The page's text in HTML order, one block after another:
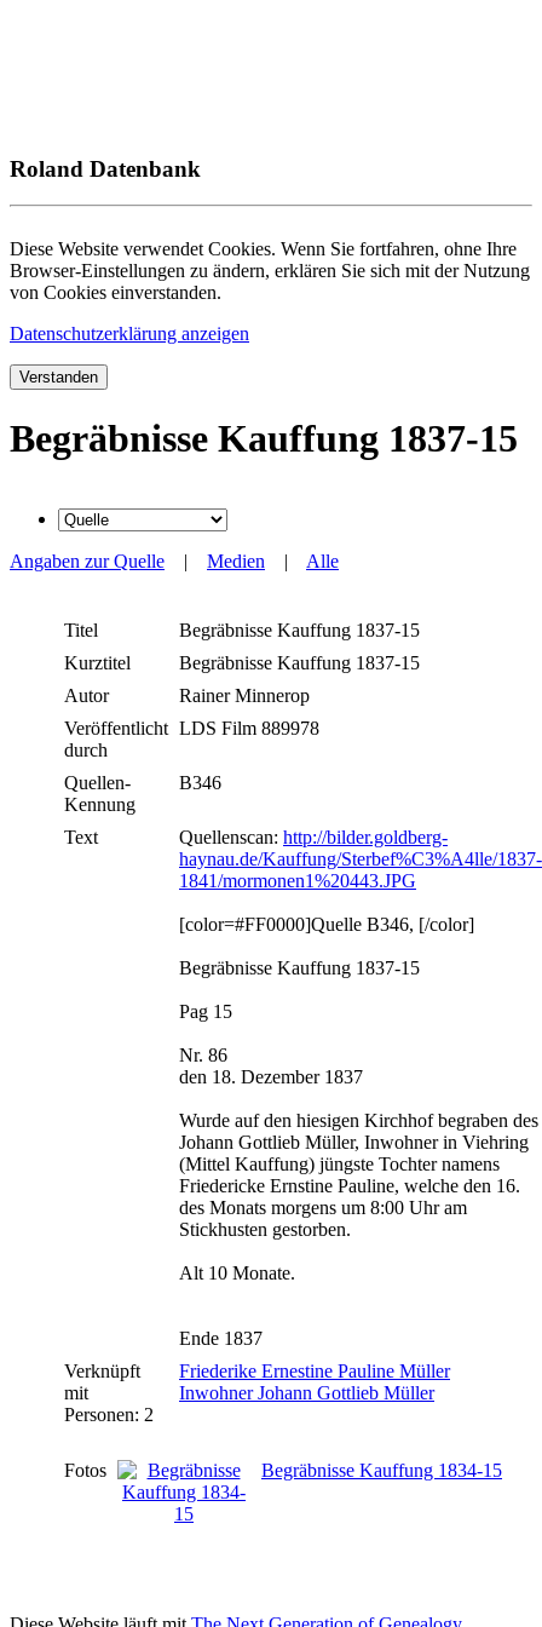
Roland Datenbank
Diese Website verwendet Cookies. Wenn Sie fortfahren, ohne Ihre
Browser-Einstellungen zu ändern, erklären Sie sich mit der Nutzung
von Cookies einverstanden.
Datenschutzerklärung anzeigen
Verstanden
Begräbnisse Kauffung 1837-15
Angaben zur Quelle | Medien | Alle
Titel
Begräbnisse Kauffung 1837-15
Kurztitel
Begräbnisse Kauffung 1837-15
Autor
Rainer Minnerop
Veröffentlicht
durch
LDS Film 889978
Quellen-
Kennung
B346
Text Quellenscan: http://bilder.goldberg-
haynau.de/Kauffung/Sterbef%C3%A4lle/1837-
1841/mormonen1%20443.JPG
[color=#FF0000]Quelle B346, [/color]
Begräbnisse Kauffung 1837-15
Pag 15
Nr. 86
den 18. Dezember 1837
Wurde auf den hiesigen Kirchhof begraben des
Johann Gottlieb Müller, Inwohner in Viehring
(Mittel Kauffung) jüngste Tochter namens
Friedericke Ernstine Pauline, welche den 16.
des Monats morgens um 8:00 Uhr am
Stickhusten gestorben.
Alt 10 Monate.
Ende 1837
Verknüpft
mit
Personen: 2
Friederike Ernestine Pauline Müller
Inwohner Johann Gottlieb Müller
Fotos Begräbnisse Kauffung 1834-15